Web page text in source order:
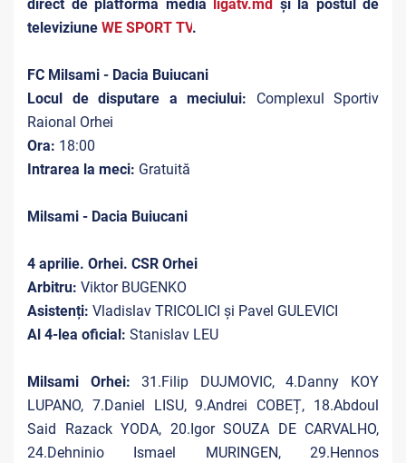
direct de platforma media
ligatv.md și la postul de
televiziune WE SPORT TV.
FC Milsami - Dacia Buiucani
Locul de disputare a meciului: Complexul Sportiv
Raional Orhei
Ora: 18:00
Intrarea la meci: Gratuită
Milsami - Dacia Buiucani
4 aprilie. Orhei. CSR Orhei
Arbitru: Viktor BUGENKO
Asistenți: Vladislav TRICOLICI și Pavel GULEVICI
Al 4-lea oficial: Stanislav LEU
Milsami Orhei: 31.Filip DUJMOVIC, 4.Danny KOY
LUPANO, 7.Daniel LISU, 9.Andrei COBEȚ, 18.Abdoul
Said Razack YODA, 20.Igor SOUZA DE CARVALHO,
24.Dehninio Ismael MURINGEN, 29.Hennos